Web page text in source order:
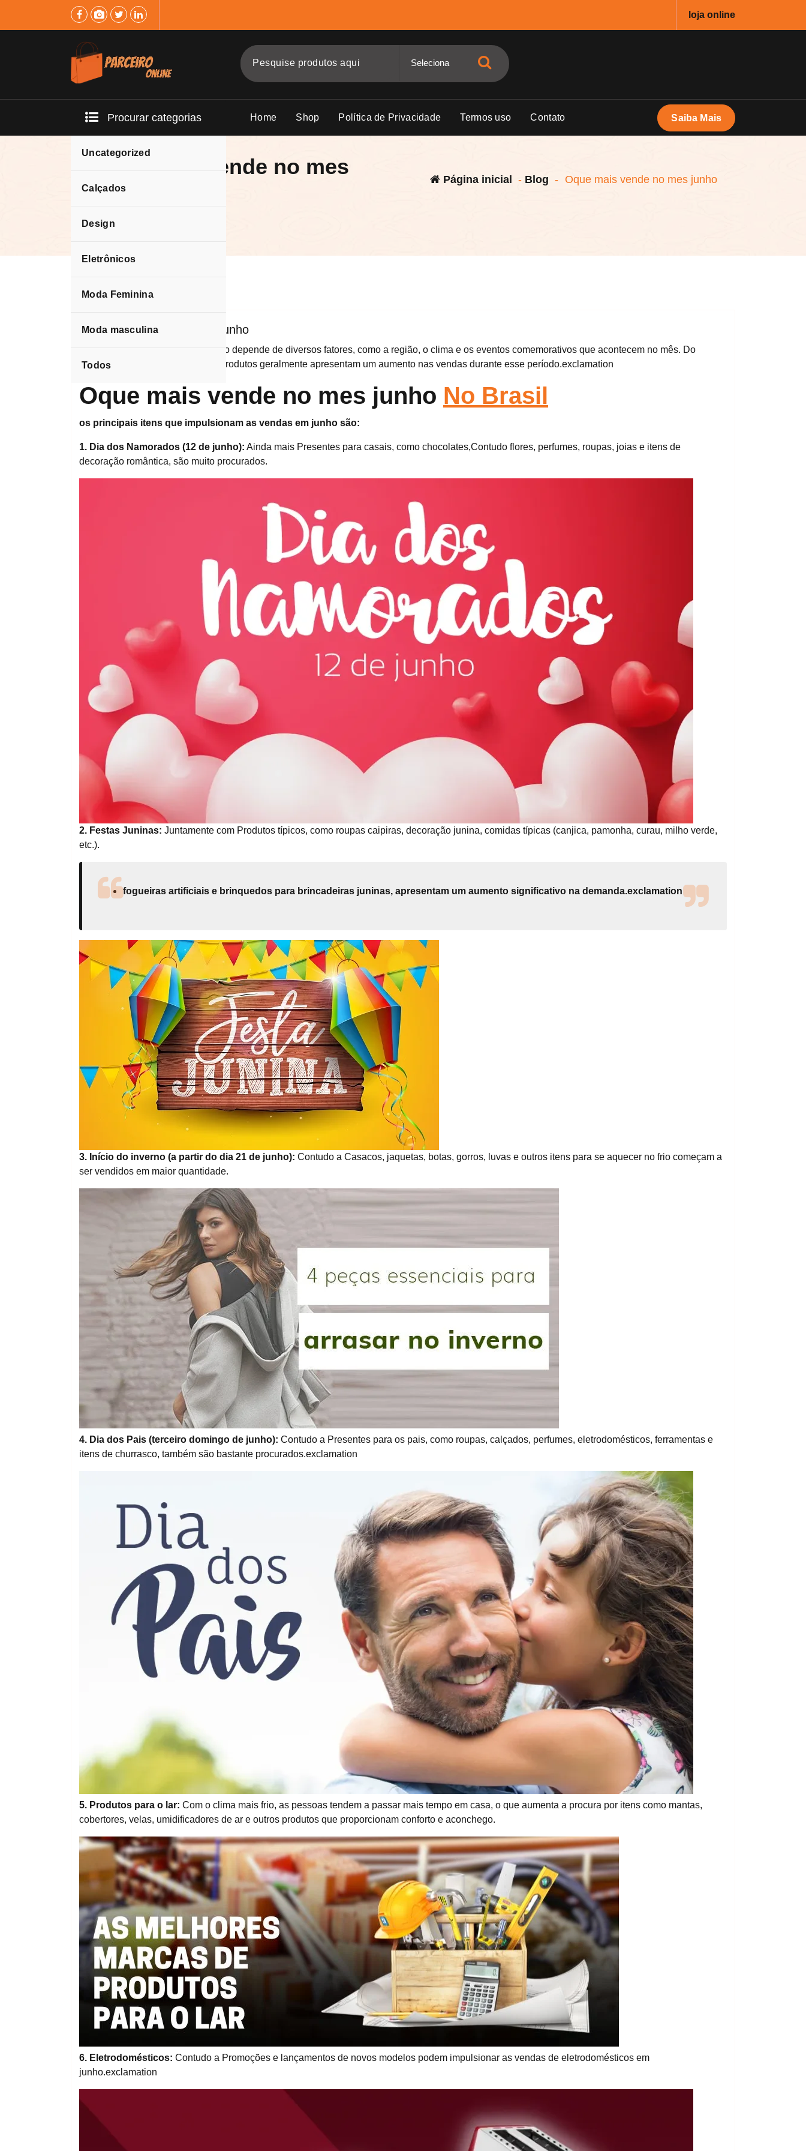
loja online
Procurar categorias
Uncategorized
Calçados
Design
Eletrônicos
Moda Feminina
Moda masculina
Todos
Home Shop Política de Privacidade Termos uso Contato Saiba Mais
Oque mais vende no mes
junho
Página inicial - Blog - Oque mais vende no mes junho
Blog
espktra
Oque mais vende no mes junho
O que mais vende no mês de junho depende de diversos fatores, como a região, o clima e os eventos comemorativos que acontecem no mês. Do
mesmo modo no entanto, alguns produtos geralmente apresentam um aumento nas vendas durante esse período.exclamation
Oque mais vende no mes junho No Brasil
os principais itens que impulsionam as vendas em junho são:
1. Dia dos Namorados (12 de junho): Ainda mais Presentes para casais, como chocolates,Contudo flores, perfumes, roupas, joias e itens de
decoração romântica, são muito procurados.
2. Festas Juninas: Juntamente com Produtos típicos, como roupas caipiras, decoração junina, comidas típicas (canjica, pamonha, curau, milho verde,
etc.).
fogueiras artificiais e brinquedos para brincadeiras juninas, apresentam um aumento significativo na demanda.exclamation
3. Início do inverno (a partir do dia 21 de junho): Contudo a Casacos, jaquetas, botas, gorros, luvas e outros itens para se aquecer no frio começam a
ser vendidos em maior quantidade.
4. Dia dos Pais (terceiro domingo de junho): Contudo a Presentes para os pais, como roupas, calçados, perfumes, eletrodomésticos, ferramentas e
itens de churrasco, também são bastante procurados.exclamation
5. Produtos para o lar: Com o clima mais frio, as pessoas tendem a passar mais tempo em casa, o que aumenta a procura por itens como mantas,
cobertores, velas, umidificadores de ar e outros produtos que proporcionam conforto e aconchego.
6. Eletrodomésticos: Contudo a Promoções e lançamentos de novos modelos podem impulsionar as vendas de eletrodomésticos em
junho.exclamation